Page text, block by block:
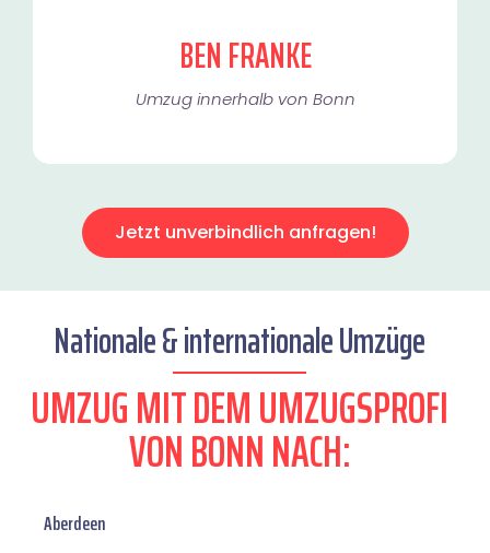
BEN FRANKE
Umzug innerhalb von Bonn​
Jetzt unverbindlich anfragen!
Nationale & internationale Umzüge
UMZUG MIT DEM UMZUGSPROFI
VON BONN NACH:
Aberdeen